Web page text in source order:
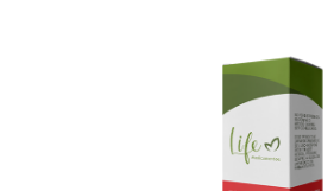
Antiespasmódicos e Anticolinérgicos